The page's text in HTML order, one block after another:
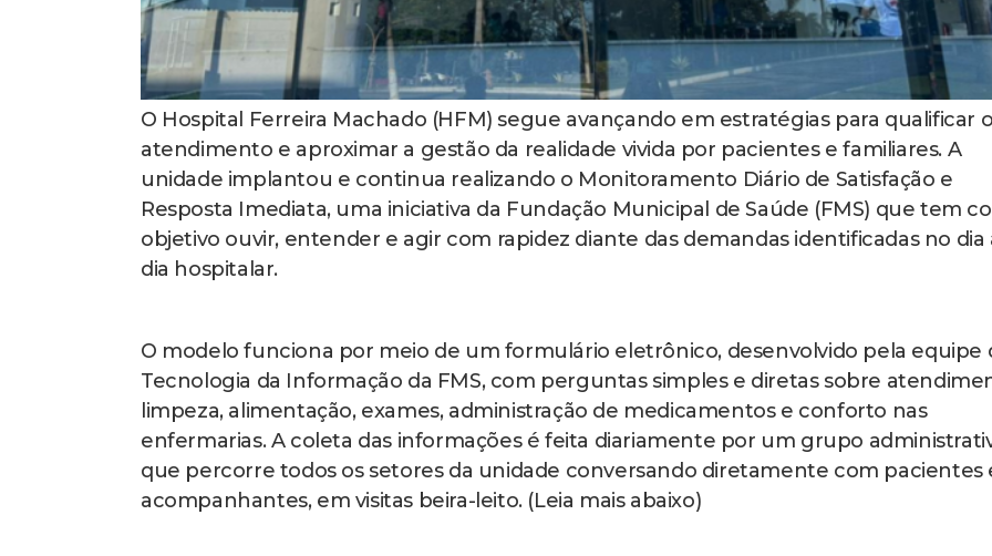
O Hospital Ferreira Machado (HFM) segue avançando em estratégias para qualificar o
atendimento e aproximar a gestão da realidade vivida por pacientes e familiares. A
unidade implantou e continua realizando o Monitoramento Diário de Satisfação e
Resposta Imediata, uma iniciativa da Fundação Municipal de Saúde (FMS) que tem
objetivo ouvir, entender e agir com rapidez diante das demandas identificadas no dia
dia hospitalar.
O modelo funciona por meio de um formulário eletrônico, desenvolvido pela equipe
Tecnologia da Informação da FMS, com perguntas simples e diretas sobre
limpeza, alimentação, exames, administração de medicamentos e conforto nas
enfermarias. A coleta das informações é feita diariamente por um grupo
que percorre todos os setores da unidade conversando diretamente com pacientes
acompanhantes, em visitas beira-leito. (Leia mais abaixo)